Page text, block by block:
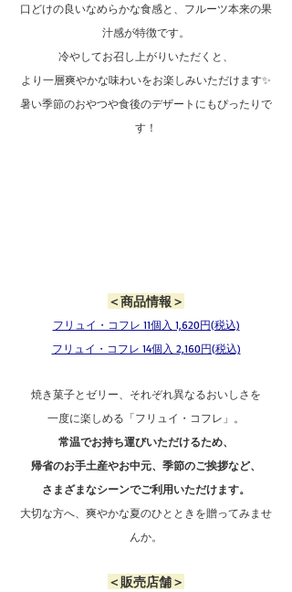
口どけの良いなめらかな食感と、フルーツ本来の果
汁感が特徴です。
冷やしてお召し上がりいただくと、
より一層爽やかな味わいをお楽しみいただけます✨
暑い季節のおやつや食後のデザートにもぴったりで
す！
＜商品情報＞
フリュイ・コフレ 11個入 1,620円(税込)
フリュイ・コフレ 14個入 2,160円(税込)
焼き菓子とゼリー、それぞれ異なるおいしさを
一度に楽しめる「フリュイ・コフレ」。
常温でお持ち運びいただけるため、
帰省のお手土産やお中元、季節のご挨拶など、
さまざまなシーンでご利用いただけます。
大切な方へ、爽やかな夏のひとときを贈ってみませ
んか。
＜販売店舗＞